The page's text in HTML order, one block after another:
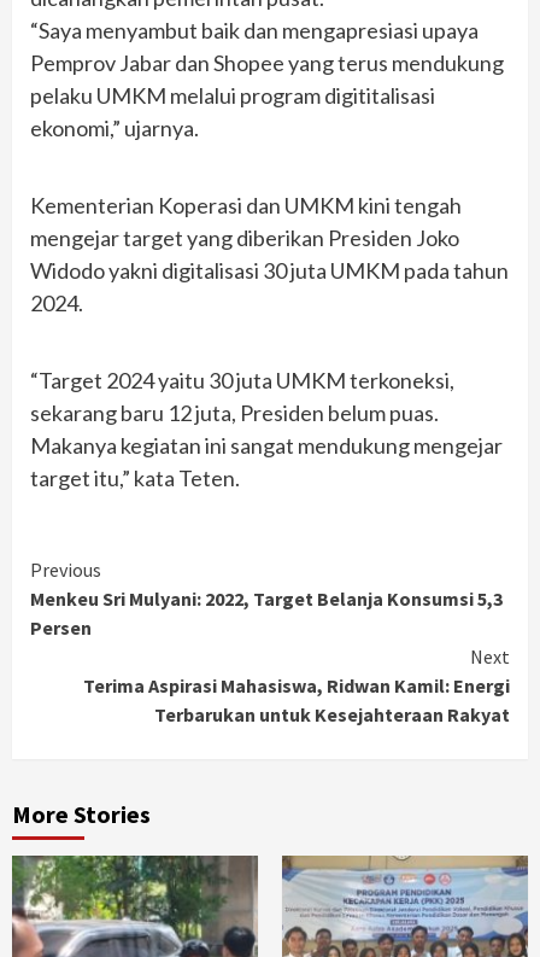
“Saya menyambut baik dan mengapresiasi upaya
Pemprov Jabar dan Shopee yang terus mendukung
pelaku UMKM melalui program digititalisasi
ekonomi,” ujarnya.
Kementerian Koperasi dan UMKM kini tengah
mengejar target yang diberikan Presiden Joko
Widodo yakni digitalisasi 30 juta UMKM pada tahun
2024.
“Target 2024 yaitu 30 juta UMKM terkoneksi,
sekarang baru 12 juta, Presiden belum puas.
Makanya kegiatan ini sangat mendukung mengejar
target itu,” kata Teten.
Continue
Reading
Previous
Menkeu Sri Mulyani: 2022, Target Belanja Konsumsi 5,3
Persen
Next
Terima Aspirasi Mahasiswa, Ridwan Kamil: Energi
Terbarukan untuk Kesejahteraan Rakyat
More Stories